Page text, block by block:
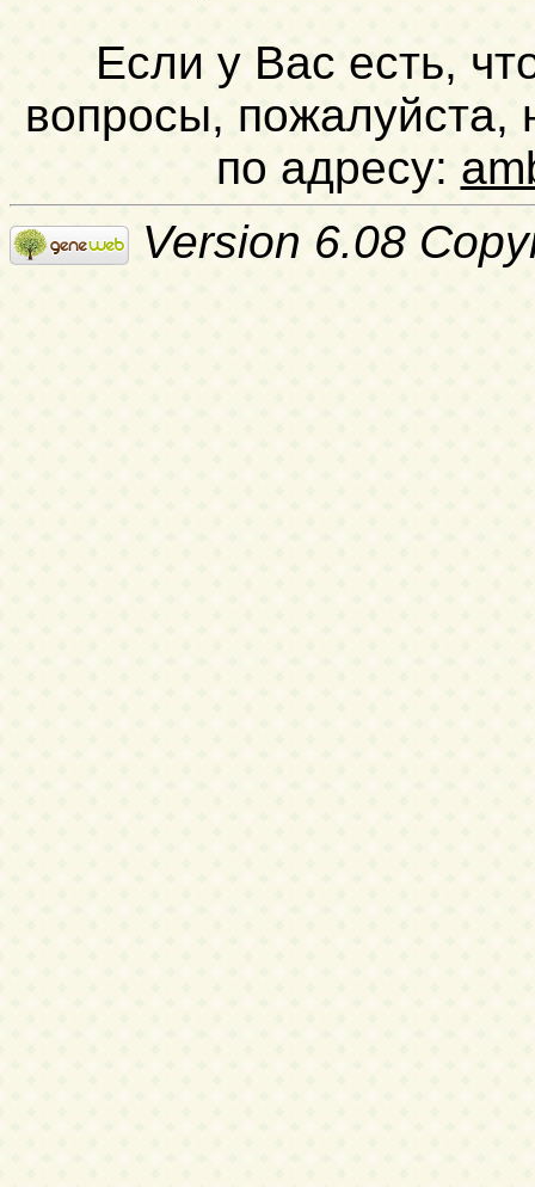
Если у Вас есть,
вопросы, пожалуйста,
по адресу:
Version 6.08